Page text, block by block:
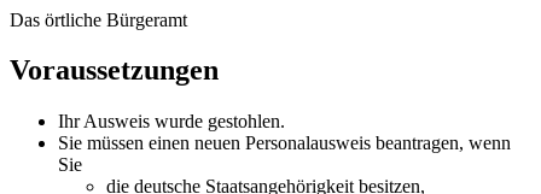
Das örtliche Bürgeramt
Voraussetzungen
Ihr Ausweis wurde gestohlen.
Sie müssen einen neuen Personalausweis beantragen, wenn
Sie
die deutsche Staatsangehörigkeit besitzen,